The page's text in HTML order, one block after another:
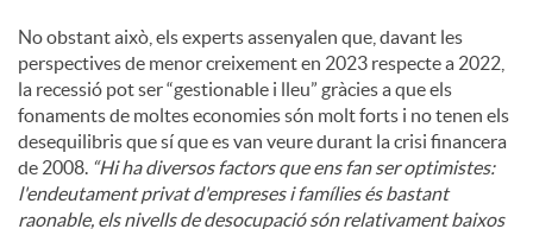
No obstant això, els experts assenyalen que, davant les
perspectives de menor creixement en 2023 respecte a 2022,
la recessió pot ser “gestionable i lleu” gràcies a que els
fonaments de moltes economies són molt forts i no tenen els
desequilibris que sí que es van veure durant la crisi financera
de 2008. “Hi ha diversos factors que ens fan ser optimistes:
l'endeutament privat d'empreses i famílies és bastant
raonable, els nivells de desocupació són relativament baixos